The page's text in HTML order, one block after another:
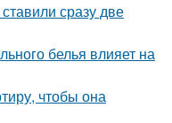
сразу две
белья влияет на
чтобы она